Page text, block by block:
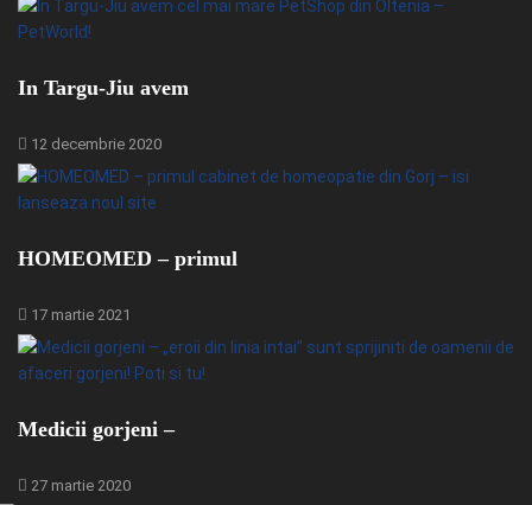
In Targu-Jiu avem
12 decembrie 2020
HOMEOMED – primul
17 martie 2021
Medicii gorjeni –
27 martie 2020